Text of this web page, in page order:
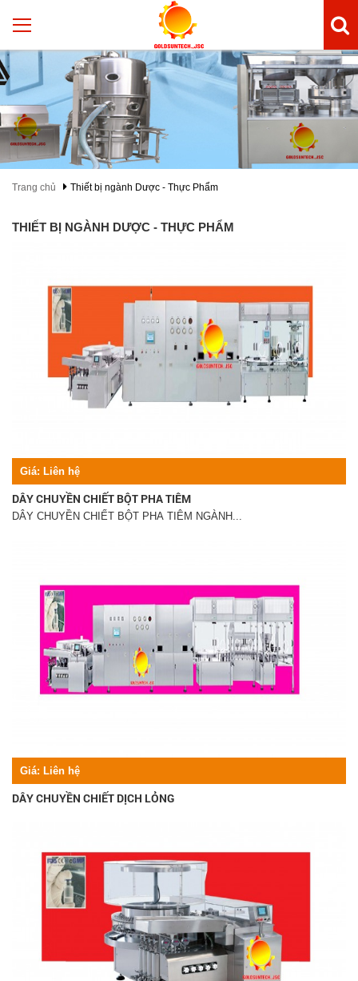
Trang chủ Thiết bị ngành Dược - Thực Phẩm
THIẾT BỊ NGÀNH DƯỢC - THỰC PHẨM
Giá: Liên hệ
DÂY CHUYỀN CHIẾT BỘT PHA TIÊM
DÂY CHUYỀN CHIẾT BỘT PHA TIÊM NGÀNH...
Giá: Liên hệ
DÂY CHUYỀN CHIẾT DỊCH LỎNG